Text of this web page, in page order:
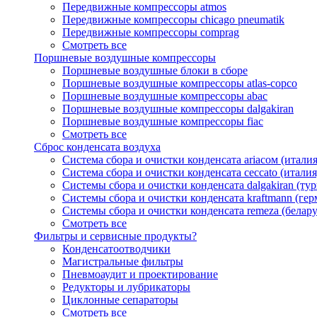
Передвижные компрессоры atmos
Передвижные компрессоры chicago pneumatik
Передвижные компрессоры comprag
Смотреть все
Поршневые воздушные компрессоры
Поршневые воздушные блоки в сборе
Поршневые воздушные компрессоры atlas-copco
Поршневые воздушные компрессоры abac
Поршневые воздушные компрессоры dalgakiran
Поршневые воздушные компрессоры fiac
Смотреть все
Сброс конденсата воздуха
Система сбора и очистки конденсата ariacом
Система сбора и очистки конденсата ceccato
Системы сбора и очистки конденсата dalgakiran
Системы сбора и очистки конденсата kraftmann
Системы сбора и очистки конденсата remeza
Смотреть все
Фильтры и сервисные продукты?
Конденсатоотводчики
Магистральные фильтры
Пневмоаудит и проектирование
Редукторы и лубрикаторы
Циклонные сепараторы
Смотреть все